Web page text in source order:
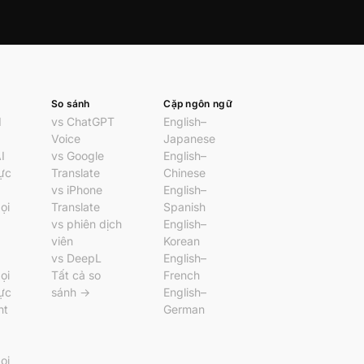
So sánh
vs ChatGPT
Voice
vs Google
Translate
vs iPhone
Translate
vs phiên dịch
viên
vs DeepL
Tất cả so
sánh →
Cặp ngôn ngữ
English–
Japanese
English–
Chinese
English–
Spanish
English–
Korean
English–
French
English–
German